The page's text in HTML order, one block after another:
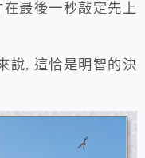
在最後一秒敲定先上
說, 這恰是明智的決